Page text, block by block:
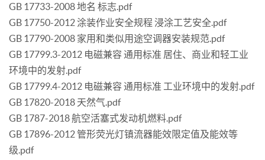
GB 17733-2008 地名 标志.pdf
GB 17750-2012 涂装作业安全规程 浸涂工艺安全.pdf
GB 17790-2008 家用和类似用途空调器安装规范.pdf
GB 17799.3-2012 电磁兼容 通用标准 居住、商业和轻工业
环境中的发射.pdf
GB 17799.4-2012 电磁兼容 通用标准 工业环境中的发射.pdf
GB 17820-2018 天然气.pdf
GB 1787-2018 航空活塞式发动机燃料.pdf
GB 17896-2012 管形荧光灯镇流器能效限定值及能效等
级.pdf